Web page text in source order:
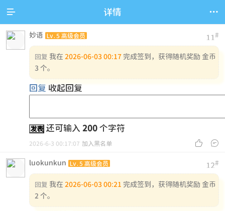
 详情 
11#
妙语 Lv.5 高级会员
回复 我在 2026-06-03 00:17 完成签到，获得随机奖励 金币
3 个。
回复 收起回复
发表 还可输入 200 个字符
 
2026-6-3 00:17:07 加入黑名单
12#
luokunkun Lv.5 高级会员
回复 我在 2026-06-03 00:21 完成签到，获得随机奖励 金币
2 个。